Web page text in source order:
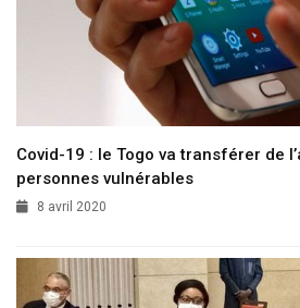
Covid-19 : le Togo va transférer de
personnes vulnérables
8 avril 2020